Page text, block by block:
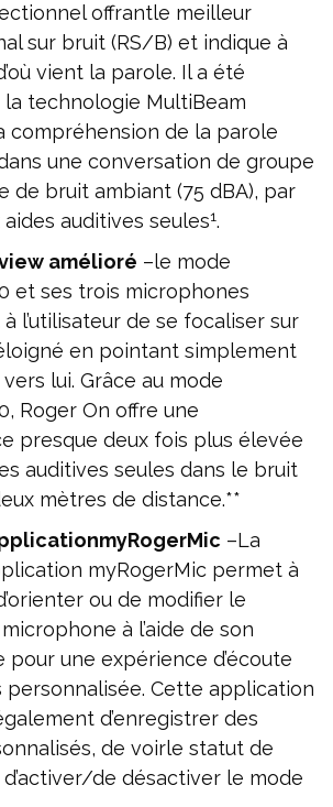
offrantle meilleur
sur bruit (RS/B) et indique à
vient la parole. Il a été
technologie MultiBeam
compréhension de la parole
dans une conversation de groupe
de bruit ambiant (75 dBA), par
auditives seules1.
amélioré –le mode
et ses trois microphones
l’utilisateur de se focaliser sur
en pointant simplement
lui. Grâce au mode
Roger On offre une
presque deux fois plus élevée
auditives seules dans le bruit
mètres de distance.**
–La
myRogerMic permet à
ou de modifier le
à l’aide de son
pour une expérience d’écoute
personnalisée. Cette application
d’enregistrer des
de voirle statut de
d’activer/de désactiver le mode